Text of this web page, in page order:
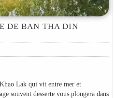
DE BAN THA DIN
Lak qui vit entre mer et
souvent desserte vous plongera dans